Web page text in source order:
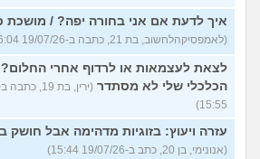
איך לדעת אם אני בחורה יפה? / מושכת
(לאמפסיקהלחשוב, בת 21, כתבה ב-19/07/26 16:04)
לצאת לעצמאות או לרדוף אחרי
הכלכלי שלי לא מסתדר
15:55)
עזרה ויעוץ: בזוגיות מדהימה אבל חושק
(אנונימי, בן 20, כתב ב-19/07/26 15:44)